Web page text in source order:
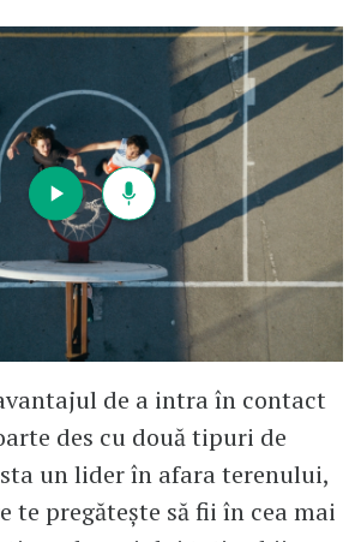
de a intra în contact
des cu două tipuri de
un lider în afara terenului,
te pregătește să fii în cea mai